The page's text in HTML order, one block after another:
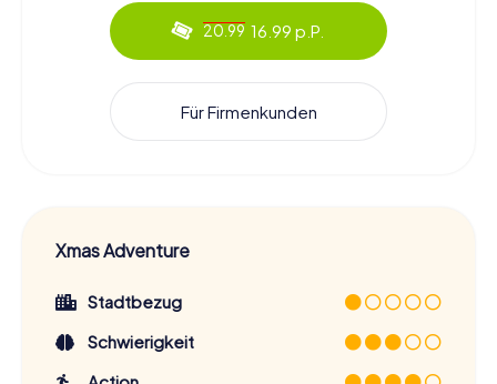
20.99 16.99 p.P.
Für Firmenkunden
Xmas Adventure
Stadtbezug
Schwierigkeit